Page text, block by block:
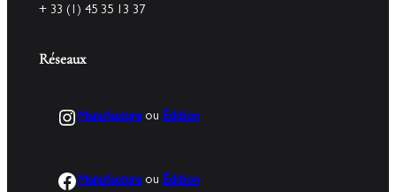
+ 33 (1) 45 35 13 37
Réseaux
Instagram
Manufactureou Édition
Facebook
Manufactureou Édition